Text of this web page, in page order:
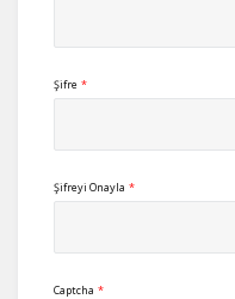
Şifre *
Şifreyi Onayla *
Captcha *